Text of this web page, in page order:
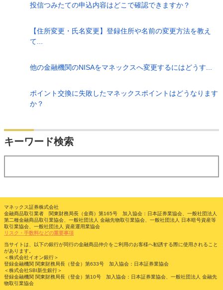
投信つみたての申込内容はどこで確認できますか？
【住所変更・氏名変更】登録住所や名前の変更方法を教え
て...
他の金融機関のNISAをマネックスへ変更するにはどうす...
ポイント交換に失敗したマネックスポイントはどうなります
か？
キーワード検索
マネックス証券株式会社
金融商品取引業者 関東財務局長（金商）第165号 加入協会：日本証券業協会、一般社団法人
第二種金融商品取引業協会、一般社団法人 金融先物取引業協会、一般社団法人 日本暗号資産等
取引業協会、一般社団法人 資産運用業協会
リスク・手数料などの重要事項
当サイトは、以下の銀行が同行の金融商品仲介をご利用のお客様へ勧誘する際に使用されること
があります。
＜株式会社イオン銀行＞
登録金融機関 関東財務局長（登金）第633号 加入協会：日本証券業協会
＜株式会社SBI新生銀行＞
登録金融機関 関東財務局長（登金）第10号 加入協会：日本証券業協会、一般社団法人 金融先
物取引業協会